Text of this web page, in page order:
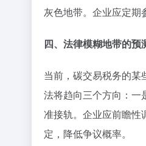
灰色地带。企业应定期
四、法律模糊地带的预
当前，碳交易税务的
法将趋向三个方向：一
准接轨。企业应前瞻性
定，降低争议概率。